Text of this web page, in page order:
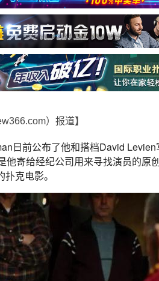
）报道】
日前公布了他和搭档David
他寄给经纪公司用来寻找演员的原
克电影。